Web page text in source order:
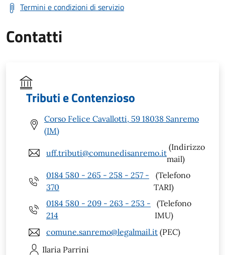
Termini e condizioni di servizio
Contatti
Tributi e Contenzioso
Corso Felice Cavallotti, 59 18038 Sanremo
(IM)
uff.tributi@comunedisanremo.it
(Indirizzo
mail)
0184 580 - 265 - 258 - 257 -
370
(Telefono
TARI)
0184 580 - 209 - 263 - 253 -
214
(Telefono
IMU)
comune.sanremo@legalmail.it (PEC)
Ilaria Parrini